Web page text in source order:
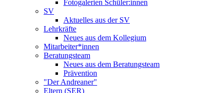
Fotogalerien Schüler:innen
SV
Aktuelles aus der SV
Lehrkräfte
Neues aus dem Kollegium
Mitarbeiter*innen
Beratungsteam
Neues aus dem Beratungsteam
Prävention
"Der Andreaner"
Eltern (SER)